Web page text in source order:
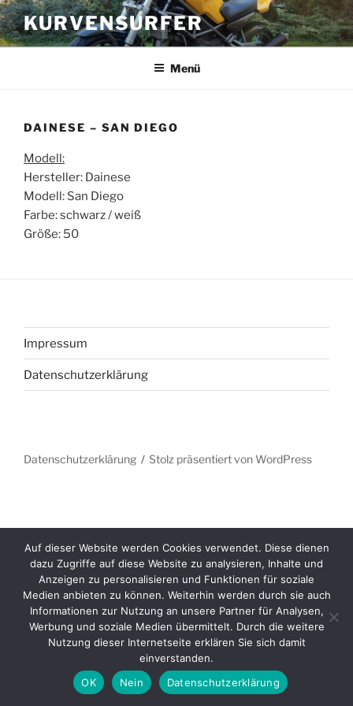
Zum
Inhalt
springen
KURVENSURFER
Menü
DAINESE – SAN DIEGO
Modell:
Hersteller: Dainese
Modell: San Diego
Farbe: schwarz / weiß
Größe: 50
Impressum
Datenschutzerklärung
Datenschutzerklärung Stolz präsentiert von WordPress
Auf dieser Website werden Cookies verwendet. Diese dienen
dazu Zugriffe auf diese Website zu analysieren, Inhalte und
Anzeigen zu personalisieren und Funktionen für soziale
Medien anbieten zu können. Weiterhin werden durch sie auch
Informationen zur Nutzung an unsere Partner für Analysen,
Werbung und soziale Medien übermittelt. Durch die weitere
Nutzung dieser Internetseite erklären Sie sich damit
einverstanden.
OK
Nein Datenschutzerklärung